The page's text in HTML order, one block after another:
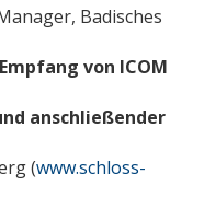
Badisches
von ICOM
anschließender
(www.schloss-